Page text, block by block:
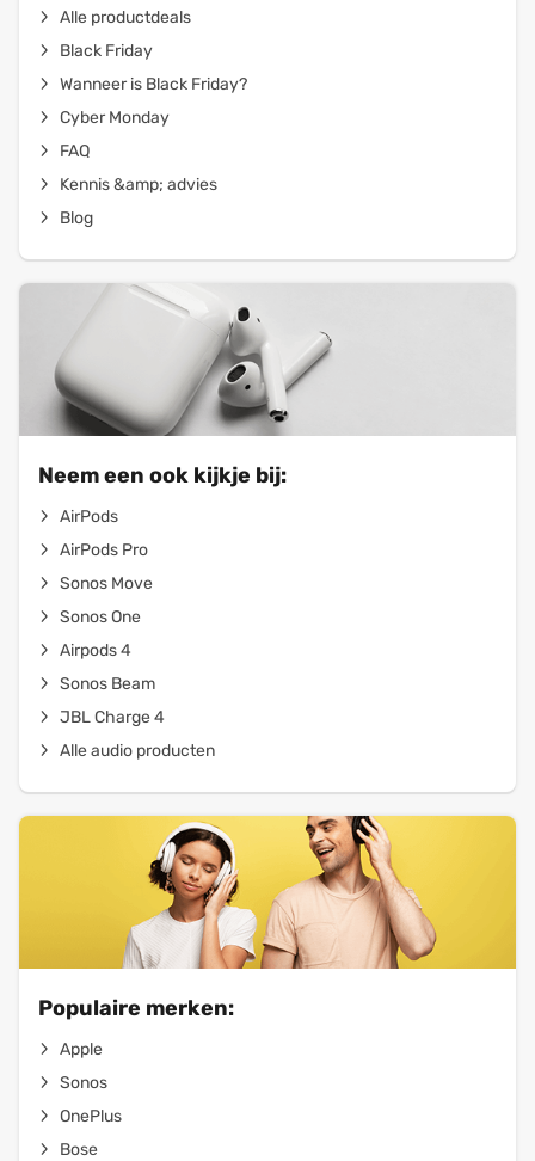
Alle productdeals
Black Friday
Wanneer is Black Friday?
Cyber Monday
FAQ
Kennis &amp; advies
Blog
Neem een ook kijkje bij:
AirPods
AirPods Pro
Sonos Move
Sonos One
Airpods 4
Sonos Beam
JBL Charge 4
Alle audio producten
Populaire merken:
Apple
Sonos
OnePlus
Bose